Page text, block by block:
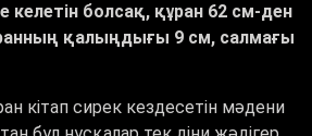
келетін болсақ, құран 62 см-ден
қалыңдығы 9 см, салмағы
кітап сирек кездесетін мәдени